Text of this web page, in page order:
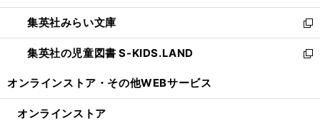
開
く
ウ
で
開
く
ン
ド
ウ
で
ウ
ィ
ン
ド
開
集英社みらい文庫
新
し
い
ン
集英社の児童図書 S-KIDS.LAND
新
ウ
オンラインストア・ その他WEBサービス
オンラインストア